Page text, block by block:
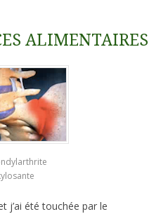
ALIMENTAIRES
j’ai été touchée par le